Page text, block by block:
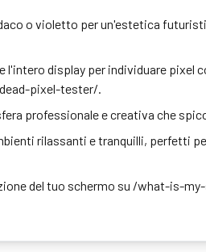
o violetto per un'estetica
display per individuare pixel
pixel-tester/.
professionale e creativa che
rilassanti e tranquilli, perfetti
del tuo schermo su /what-is-